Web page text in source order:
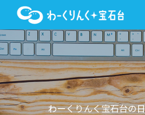
わーくりんく宝石台の日常を